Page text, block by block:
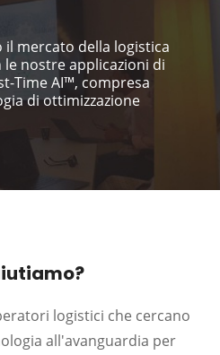
mercato della logistica
le nostre applicazioni di
Time AI™, compresa
di ottimizzazione
logistici che cercano
all'avanguardia per